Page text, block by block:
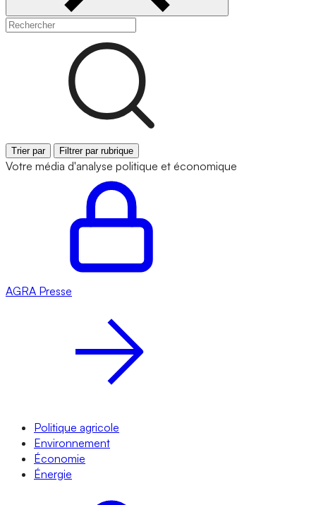
Trier par Filtrer par rubrique
Votre média d'analyse politique et économique
AGRA Presse
Politique agricole
Environnement
Économie
Énergie